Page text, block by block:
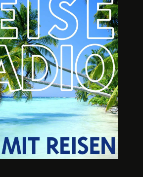
– IST REISEN
broken“ - Wege aus der
A3M –
Mit Krisen-